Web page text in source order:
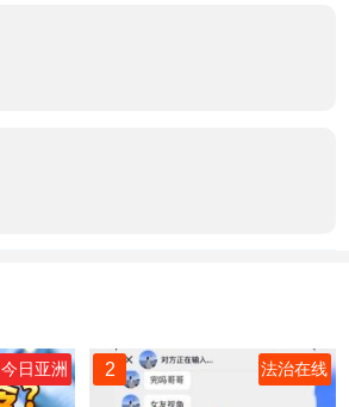
今日亚洲 2 法治在线